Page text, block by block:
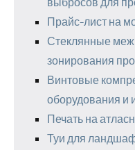
Прайс-лист на
Стеклянные
зонирования
Винтовые
оборудования и
Печать на
Туи для